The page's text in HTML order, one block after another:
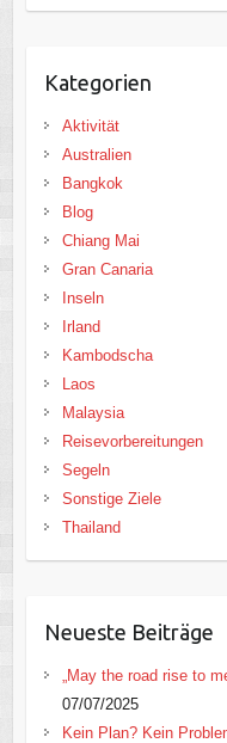
Kategorien
Aktivität
Australien
Bangkok
Blog
Chiang Mai
Gran Canaria
Inseln
Irland
Kambodscha
Laos
Malaysia
Reisevorbereitungen
Segeln
Sonstige Ziele
Thailand
Neueste Beiträge
„May the road rise to
07/07/2025
Kein Plan? Kein